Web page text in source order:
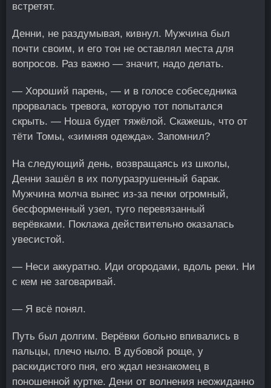
встретят.
Денни, не раздумывая, кивнул. Мужчина был
почти своим, и его тон не оставлял места для
вопросов. Раз важно — значит, надо делать.
— Хороший парень, — и в голосе собеседника
прорвалась тревога, которую тот попытался
скрыть. — Ноша будет тяжёлой. Скажешь, что от
тёти Томы, «зимняя одежда». Запомнил?
На следующий день, возвращаясь из школы,
Денни зашёл в их полуразрушенный барак.
Мужчина молча вынес из-за печки огромный,
бесформенный узел, туго перевязанный
верёвками. Поклажа действительно оказалась
увесистой.
— Неси аккуратно. Иди огородами, вдоль реки. Ни
с кем не заговаривай.
— Я всё понял.
Путь был долгим. Верёвки больно впивались в
пальцы, плечо ныло. В дубовой роще, у
раскидистого пня, его ждал незнакомец в
поношенной куртке. Дени от волнения неожиданно